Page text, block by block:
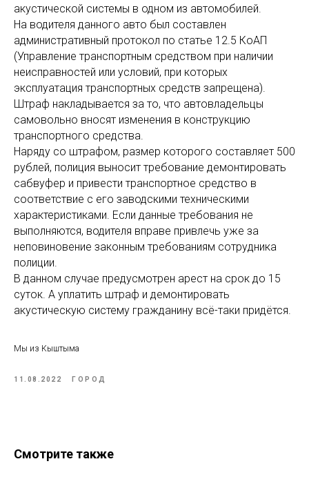
акустической системы в одном из автомобилей.
На водителя данного авто был составлен
административный протокол по статье 12.5 КоАП
(Управление транспортным средством при наличии
неисправностей или условий, при которых
эксплуатация транспортных средств запрещена).
Штраф накладывается за то, что автовладельцы
самовольно вносят изменения в конструкцию
транспортного средства.
Наряду со штрафом, размер которого составляет 500
рублей, полиция выносит требование демонтировать
сабвуфер и привести транспортное средство в
соответствие с его заводскими техническими
характеристиками. Если данные требования не
выполняются, водителя вправе привлечь уже за
неповиновение законным требованиям сотрудника
полиции.
В данном случае предусмотрен арест на срок до 15
суток. А уплатить штраф и демонтировать
акустическую систему гражданину всё-таки придётся.
Мы из Кыштыма
11.08.2022 ГОРОД
Смотрите также